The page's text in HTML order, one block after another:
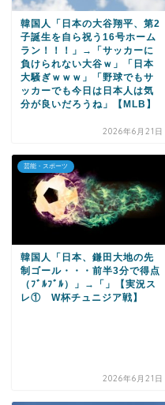
韓国人「日本の大谷翔平、第2
子誕生を自ら祝う16号ホーム
ラン！！！」→「サッカーに
負けられない大谷ｗ」「日本
大騒ぎｗｗｗ」「野球でもサ
ッカーでも今日は日本人は気
分が良いだろうね」【MLB】
2026年6月21日
芸能・スポーツ
韓国人「日本、鎌田大地の先
制ゴール・・・前半3分で得点
（ﾌﾞﾙﾌﾞﾙ）」→「」【実況ス
レ① W杯チュニジア戦】
2026年6月21日